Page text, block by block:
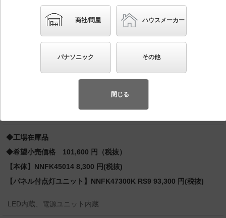
かんたん照度計算
天井埋込型 LED（昼白色） 一体型LEDベースライ
ト 乳白パネル 連続調光型調光タイプ（ライコン別
売） LiBecoM（リベコム） スクエアタイプ／パネル
付型 コンパクト形蛍光灯FHP45形3灯器具相当
要望にお応えできる商品群です。）
◆工場在庫品
◆希望小売価格 101,600 円（税抜）
【本体】NNFK45014 8,300 円(税抜)
【パネル付点灯ユニット】NNFK47300K RS9 93,300 円(税抜)
LED内蔵、電源ユニット内蔵
商社/問屋 ハウスメーカー
パナソニック その他
閉じる